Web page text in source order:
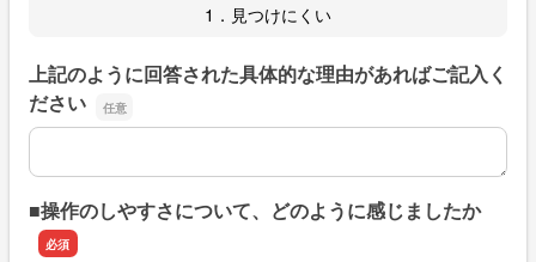
1．見つけにくい
上記のように回答された具体的な理由があればご記入く
ださい
上記のように回答された具体的な理由があればご記入くだ
■操作のしやすさについて、どのように感じましたか